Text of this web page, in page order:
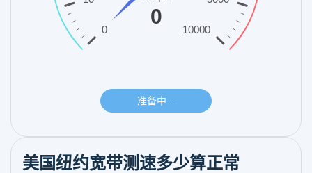
美国纽约宽带测速多少算正常